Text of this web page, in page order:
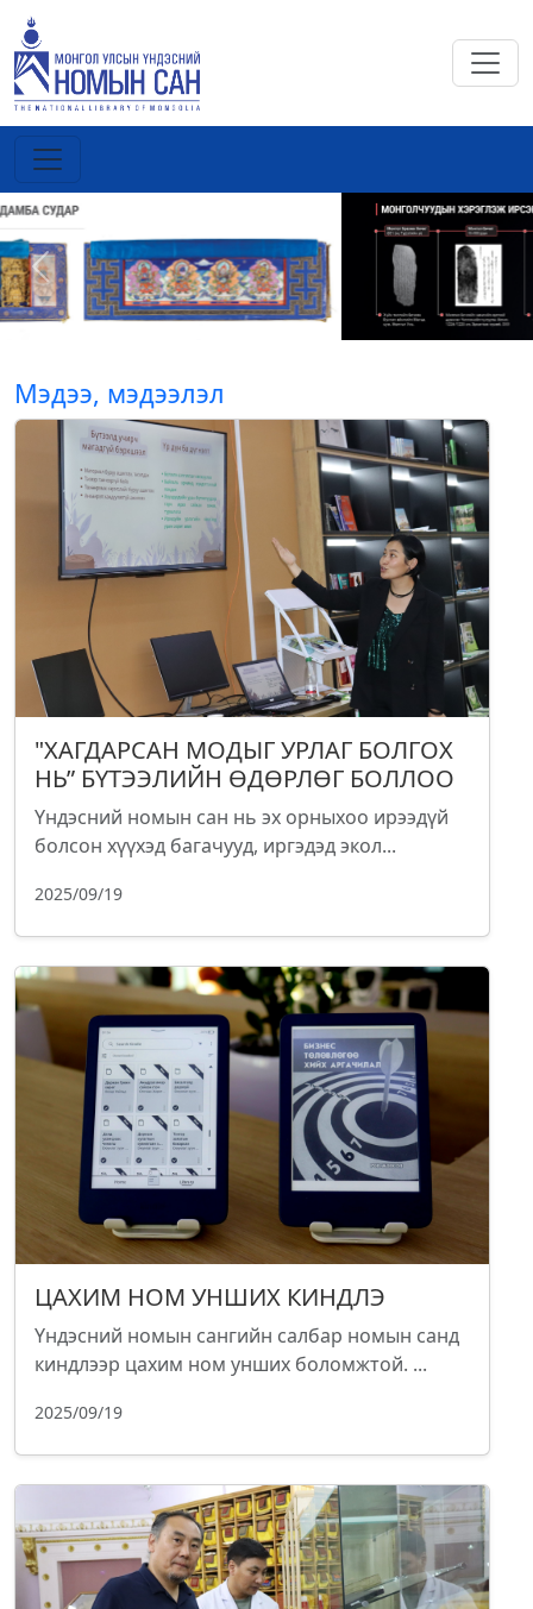
Previous Next
Мэдээ, мэдээлэл
"ХАГДАРСАН МОДЫГ УРЛАГ БОЛГОХ
НЬ” БҮТЭЭЛИЙН ӨДӨРЛӨГ БОЛЛОО
Үндэсний номын сан нь эх орныхоо ирээдүй
болсон хүүхэд багачууд, иргэдэд экол...
2025/09/19
ЦАХИМ НОМ УНШИХ КИНДЛЭ
Үндэсний номын сангийн салбар номын санд
киндлээр цахим ном унших боломжтой. ...
2025/09/19